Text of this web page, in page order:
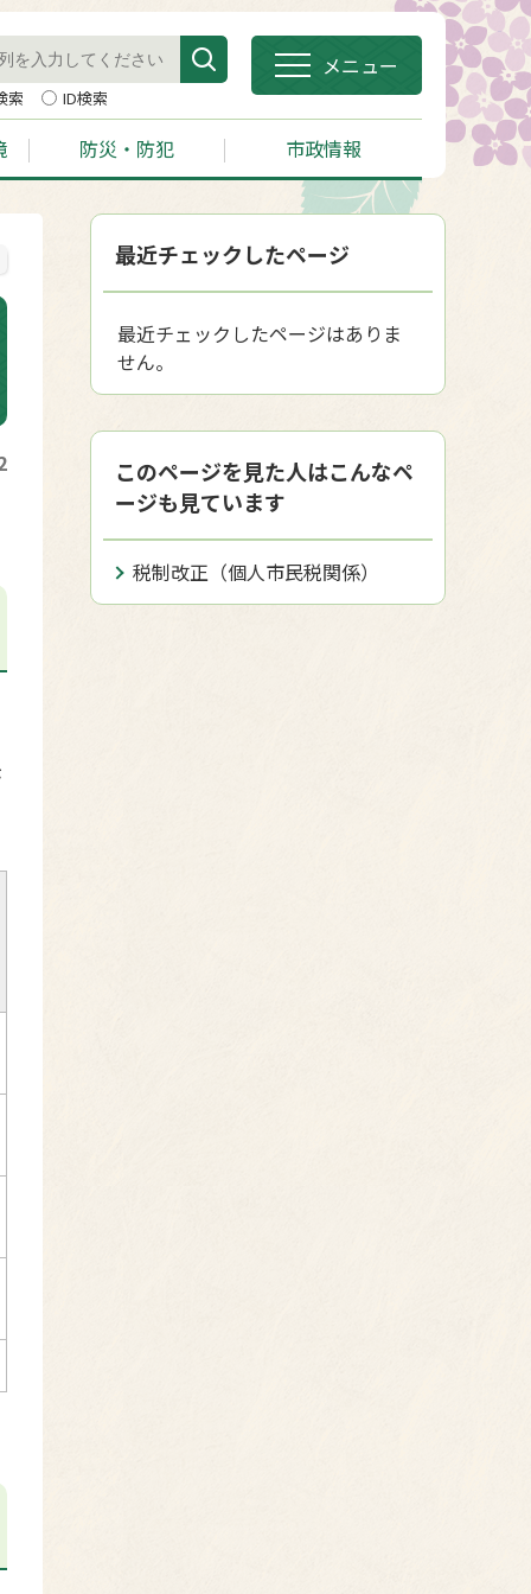
索 ID検索
メニュー
防災・防犯 市政情報
最近チェックしたページ
最近チェックしたページはありま
せん。
このページを見た人はこんなペ
ージも見ています
税制改正（個人市民税関係）